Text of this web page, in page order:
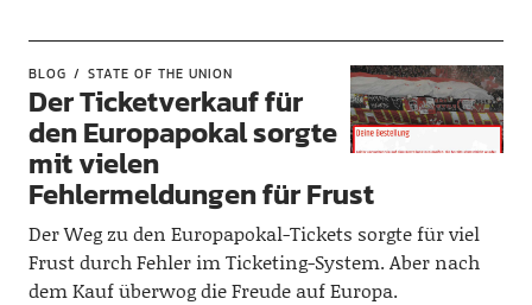
BLOG STATE OF THE UNION
Der Ticketverkauf für
den Europapokal sorgte
mit vielen
Fehlermeldungen für Frust
Der Weg zu den Europapokal-Tickets sorgte für viel
Frust durch Fehler im Ticketing-System. Aber nach
dem Kauf überwog die Freude auf Europa.